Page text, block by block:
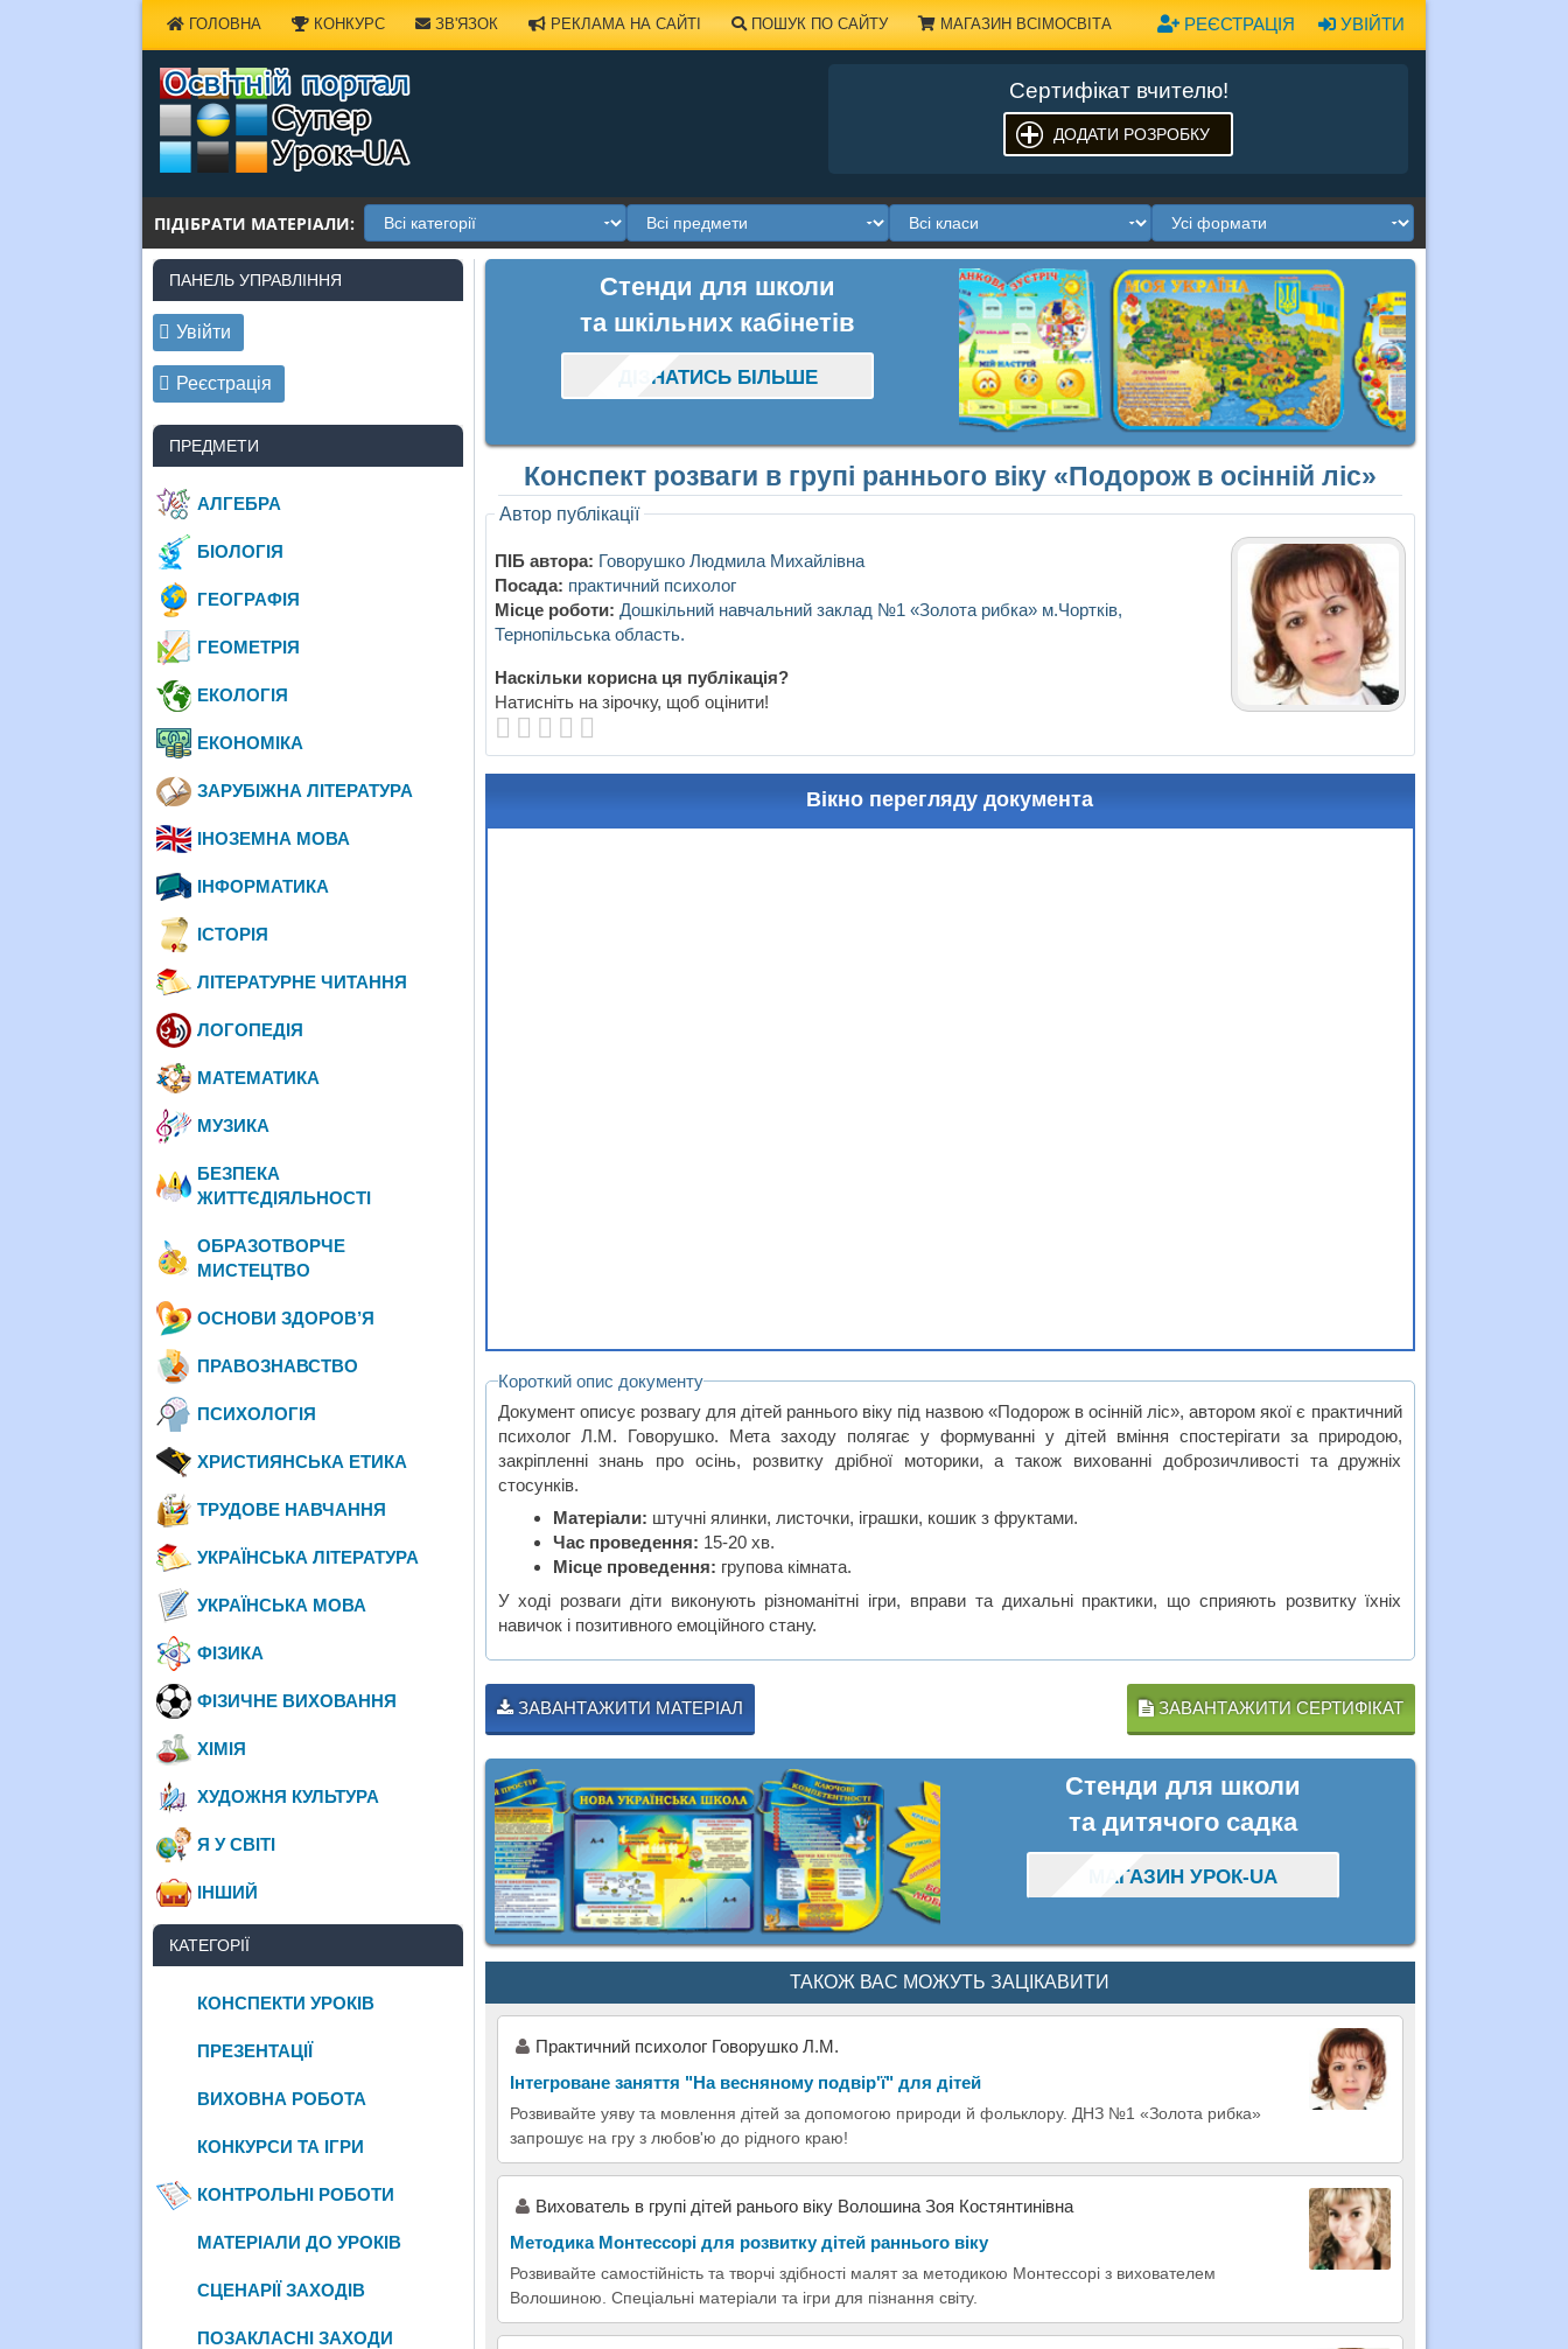
УВІЙТИ
РЕЄСТРАЦІЯ
ГОЛОВНА КОНКУРС ЗВ'ЯЗОК РЕКЛАМА НА САЙТІ ПОШУК ПО САЙТУ МАГАЗИН ВСІМОСВІТА
Сертифікат вчителю!
ДОДАТИ РОЗРОБКУ
ПІДІБРАТИ МАТЕРІАЛИ:
Стенди для школи
та шкільних кабінетів
ДІЗНАТИСЬ БІЛЬШЕ
Конспект розваги в групі раннього віку «Подорож в осінній ліс»
Автор публікації
ПІБ автора: Говорушко Людмила Михайлівна
Посада: практичний психолог
Місце роботи: Дошкільний навчальний заклад №1 «Золота рибка» м.Чортків,
Тернопільська область.
Наскільки корисна ця публікація?
Натисніть на зірочку, щоб оцінити!
Вікно перегляду документа
Короткий опис документу
Документ описує розвагу для дітей раннього віку під назвою «Подорож в осінній ліс», автором якої є практичний
психолог Л.М. Говорушко. Мета заходу полягає у формуванні у дітей вміння спостерігати за природою,
закріпленні знань про осінь, розвитку дрібної моторики, а також вихованні доброзичливості та дружніх
стосунків.
Матеріали: штучні ялинки, листочки, іграшки, кошик з фруктами.
Час проведення: 15-20 хв.
Місце проведення: групова кімната.
У ході розваги діти виконують різноманітні ігри, вправи та дихальні практики, що сприяють розвитку їхніх
навичок і позитивного емоційного стану.
ЗАВАНТАЖИТИ МАТЕРІАЛ ЗАВАНТАЖИТИ СЕРТИФІКАТ
Стенди для школи
та дитячого садка
МАГАЗИН УРОК-UA
ТАКОЖ ВАС МОЖУТЬ ЗАЦІКАВИТИ
Практичний психолог Говорушко Л.М.
Інтегроване заняття "На весняному подвір'ї" для дітей
Розвивайте уяву та мовлення дітей за допомогою природи й фольклору. ДНЗ №1 «Золота рибка»
запрошує на гру з любов'ю до рідного краю!
Вихователь в групі дітей ранього віку Волошина Зоя Костянтинівна
Методика Монтессорі для розвитку дітей раннього віку
Розвивайте самостійність та творчі здібності малят за методикою Монтессорі з вихователем
Волошиною. Спеціальні матеріали та ігри для пізнання світу.
ПАНЕЛЬ УПРАВЛІННЯ
Увійти
Реєстрація
ПРЕДМЕТИ
АЛГЕБРА
БІОЛОГІЯ
ГЕОГРАФІЯ
ГЕОМЕТРІЯ
ЕКОЛОГІЯ
ЕКОНОМІКА
ЗАРУБІЖНА ЛІТЕРАТУРА
ІНОЗЕМНА МОВА
ІНФОРМАТИКА
ІСТОРІЯ
ЛІТЕРАТУРНЕ ЧИТАННЯ
ЛОГОПЕДІЯ
МАТЕМАТИКА
МУЗИКА
БЕЗПЕКА
ЖИТТЄДІЯЛЬНОСТІ
ОБРАЗОТВОРЧЕ
МИСТЕЦТВО
ОСНОВИ ЗДОРОВ’Я
ПРАВОЗНАВСТВО
ПСИХОЛОГІЯ
ХРИСТИЯНСЬКА ЕТИКА
ТРУДОВЕ НАВЧАННЯ
УКРАЇНСЬКА ЛІТЕРАТУРА
УКРАЇНСЬКА МОВА
ФІЗИКА
ФІЗИЧНЕ ВИХОВАННЯ
ХІМІЯ
ХУДОЖНЯ КУЛЬТУРА
Я У СВІТІ
ІНШИЙ
КАТЕГОРІЇ
КОНСПЕКТИ УРОКІВ
ПРЕЗЕНТАЦІЇ
ВИХОВНА РОБОТА
КОНКУРСИ ТА ІГРИ
КОНТРОЛЬНІ РОБОТИ
МАТЕРІАЛИ ДО УРОКІВ
СЦЕНАРІЇ ЗАХОДІВ
ПОЗАКЛАСНІ ЗАХОДИ